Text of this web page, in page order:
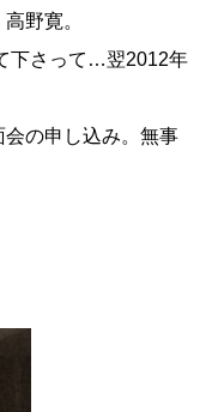
野寛。
下さって…翌2012年
の申し込み。無事